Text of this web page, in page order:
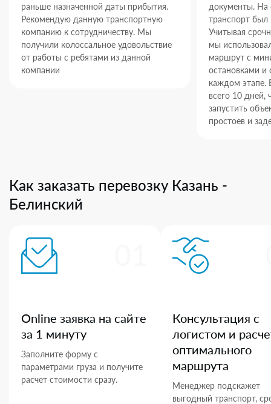
раньше назначенной даты прибытия.
Рекомендую данную транспортную
компанию к сотрудничеству. Мы
получили колоссальное удовольствие
от работы с ребятами из данной
компании
документы. На
транспорт был
Учитывая
мы
маршрут с
остановками и
каждом этапе.
всего 10 дней,
запустить
простоев и
Как заказать перевозку Казань -
Белинский
Online заявка на сайте
за 1 минуту
Заполните форму с
параметрами груза и получите
расчет стоимости сразу.
Консультация с
логистом и
оптимального
маршрута
Менеджер подскажет
выгодный транспорт,